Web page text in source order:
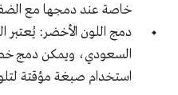
خاصة عند دمجها مع
دمج اللون الأخضر: يُعتبر
السعودي، ويمكن دمج
استخدام صبغة مؤقتة